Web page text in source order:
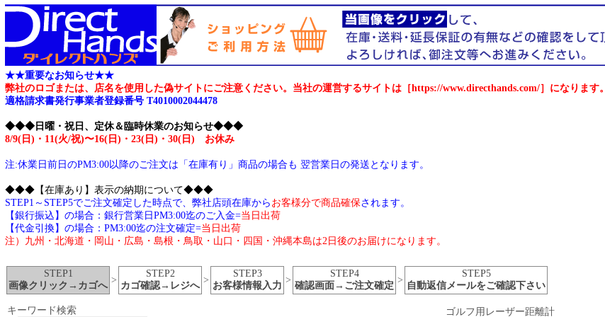
★★重要なお知らせ★★
弊社のロゴまたは、店名を使用した偽サイトにご注意ください。当社の運営するサイトは［https://www.directhands.com/］になります。
適格請求書発行事業者登録番号 T4010002044478
◆◆◆日曜・祝日、定休＆臨時休業のお知らせ◆◆◆
8/9(日)・11(火/祝)〜16(日)・23(日)・30(日) お休み
注:休業日前日のPM3:00以降のご注文は「在庫有り」商品の場合も 翌営業日の発送となります。
◆◆◆【在庫あり】表示の納期について◆◆◆
STEP1～STEP5でご注文確定した時点で、弊社店頭在庫から お客様分で商品確保されます。
【銀行振込】の場合：銀行営業日PM3:00迄のご入金=当日出荷
【代金引換】の場合：PM3:00迄の注文確定=当日出荷
注）九州・北海道・岡山・広島・島根・鳥取・山口・四国・沖縄本島は2日後のお届けになります。
STEP1
画像クリック→カゴへ
>
STEP2
カゴ確認→レジへ
>
STEP3
お客様情報入力
>
STEP4
確認画面→ご注文確定
>
STEP5
自動返信メールをご確認下さい
キーワード検索
ゴルフ用レーザー距離計